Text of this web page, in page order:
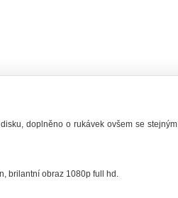
doplněno o rukávek ovšem se stejným
brilantní obraz 1080p full hd.